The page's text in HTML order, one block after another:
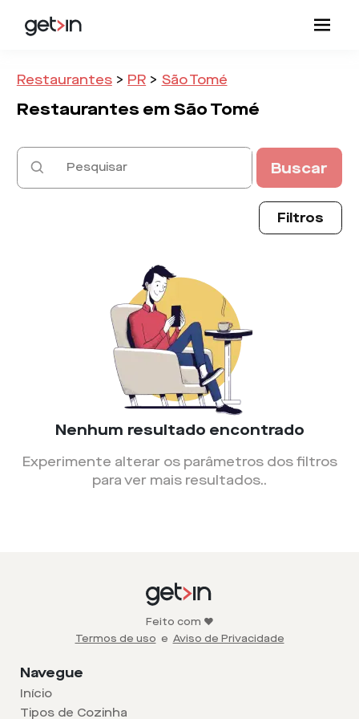
Restaurantes > PR > São Tomé
Restaurantes emSão Tomé
Buscar
Filtros
Nenhum resultado encontrado
Experimente alterar os parâmetros dos filtros
para ver mais resultados..
Feito com ❤️
Termos de uso e Aviso de Privacidade
Navegue
Início
Tipos de Cozinha